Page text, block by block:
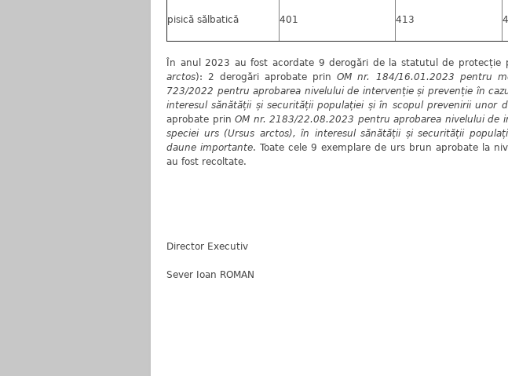
pisică sălbatică 401 413
În anul 2023 au fost acordate 9 derogări de la statutul de protecție
arctos): 2 derogări aprobate prinOM nr. 184/16.01.2023 pentru
723/2022 pentru aprobarea nivelului de intervenție și prevenție în
interesul sănătății și securității populației și în scopul prevenirii unor
aprobate prinOM nr. 2183/22.08.2023 pentru aprobarea nivelului de
speciei urs (Ursus arctos), în interesul sănătății și securității
daune importante. Toate cele 9 exemplare de urs brun aprobate la
au fost recoltate.
Director Executiv
Sever Ioan ROMAN